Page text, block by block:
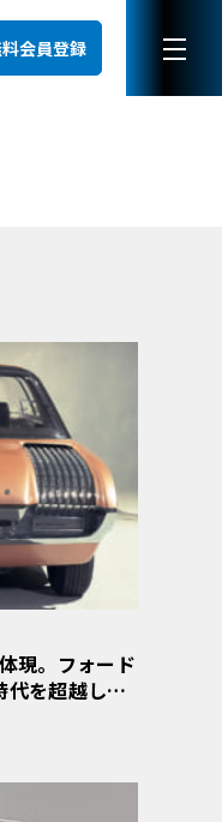
会員登録
現。フォード
代を超越した